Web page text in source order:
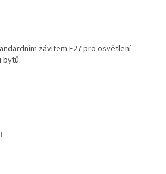
závitem E27 pro osvětlení
bytů.